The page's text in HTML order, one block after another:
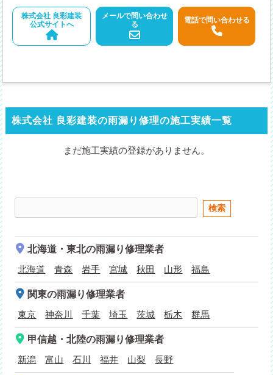
株式会社 良彩建装
公式サイトへ
メールで問い合わせ
る
電話で問い合わせる
株式会社 良彩建装の雨漏り修理の施工実績一覧
まだ施工実績の登録がありません。
北海道・東北の雨漏り修理業者
北海道
青森 岩手 宮城 秋田 山形 福島
関東の雨漏り修理業者
東京
神奈川 千葉 埼玉 茨城 栃木 群馬
甲信越・北陸の雨漏り修理業者
新潟
富山 石川 福井 山梨 長野